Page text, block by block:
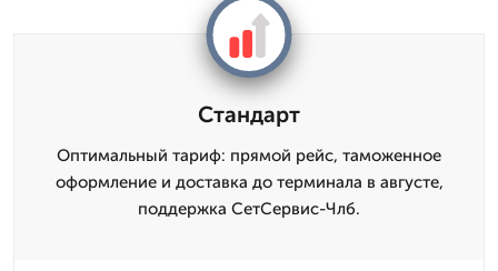
Стандарт
Оптимальный тариф: прямой рейс, таможенное
оформление и доставка до терминала в августе,
поддержка СетСервис-Члб.